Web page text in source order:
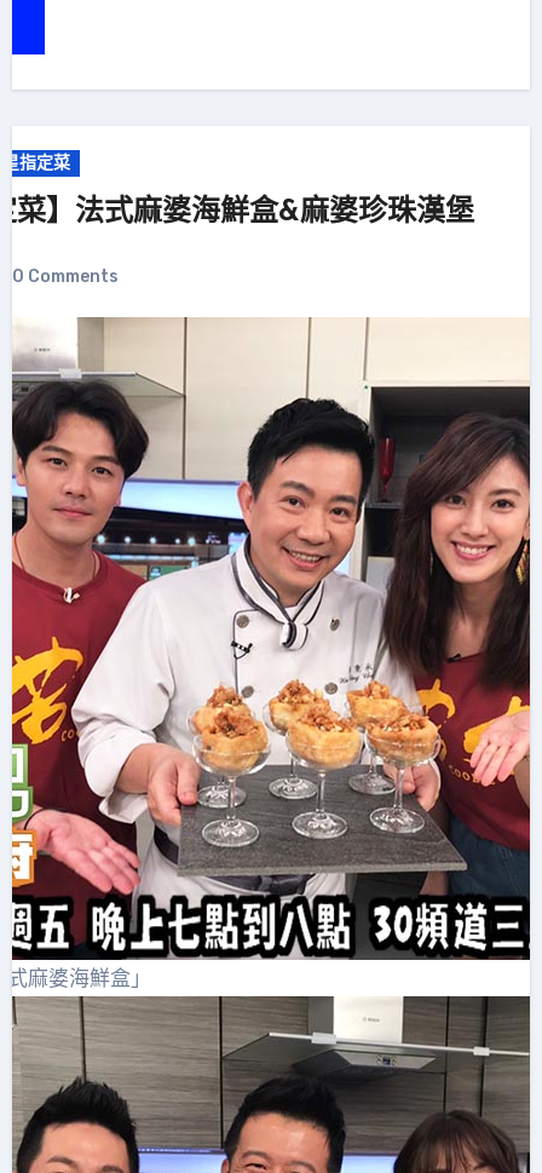
指定菜
菜】法式麻婆海鮮盒&麻婆珍珠漢堡
0 Comments
麻婆海鮮盒」